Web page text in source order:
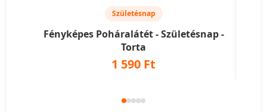
Születésnap
Fényképes Poháralátét - Születésnap -
Torta
1 590 Ft